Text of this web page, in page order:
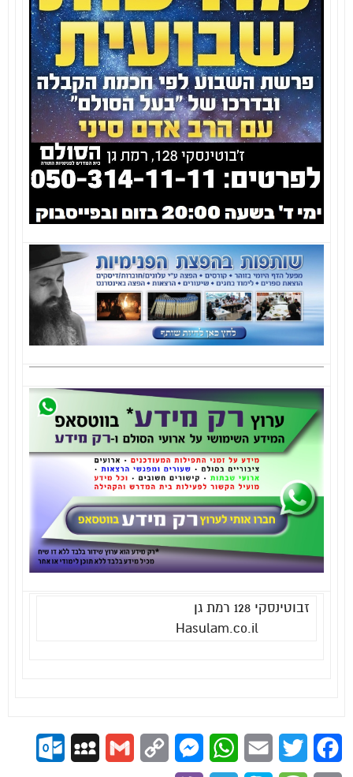
זבוטינסקי 128 רמת גן
Facebook
Twitter
Email
WhatsApp
Messenger
Copy
Gmail
MySpace